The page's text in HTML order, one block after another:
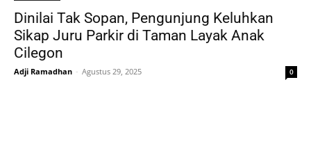
Dinilai Tak Sopan, Pengunjung Keluhkan
Sikap Juru Parkir di Taman Layak Anak
Cilegon
Adji Ramadhan - Agustus 29, 2025 0